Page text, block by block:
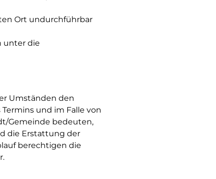
Ort undurchführbar
unter die
Umständen den
und im Falle von
Gemeinde bedeuten,
die Erstattung der
berechtigen die